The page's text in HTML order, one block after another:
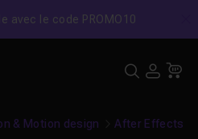
avec le code PROMO10
& Motion design After Effects